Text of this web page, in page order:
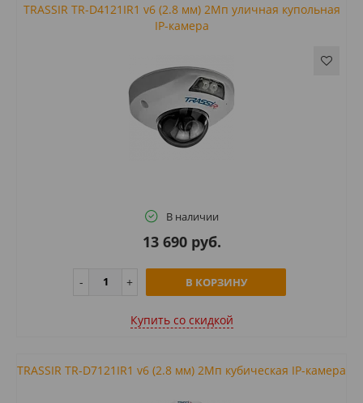
TRASSIR TR-D4121IR1 v6 (2.8 мм) 2Мп уличная купольная
IP-камера
В наличии
13 690 руб.
В КОРЗИНУ
Купить cо скидкой
TRASSIR TR-D7121IR1 v6 (2.8 мм) 2Мп кубическая IP-камера